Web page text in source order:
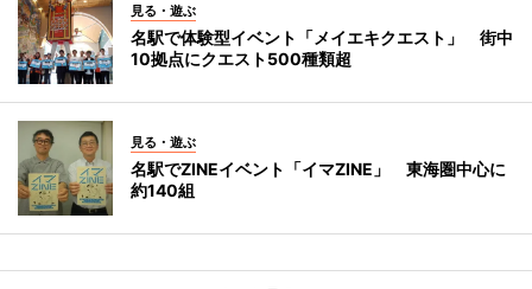
見る・遊ぶ
名駅で体験型イベント「メイエキクエスト」 街中
10拠点にクエスト500種類超
見る・遊ぶ
名駅でZINEイベント「イマZINE」 東海圏中心に
約140組